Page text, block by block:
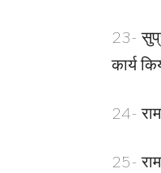
23-
कार्य
24-
25-